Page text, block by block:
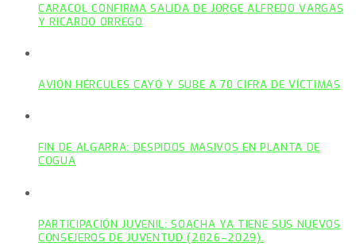
CARACOL CONFIRMA SALIDA DE JORGE ALFREDO VARGAS
Y RICARDO ORREGO
AVIÓN HÉRCULES CAYÓ Y SUBE A 70 CIFRA DE VÍCTIMAS
FIN DE ALGARRA: DESPIDOS MASIVOS EN PLANTA DE
COGUA
PARTICIPACIÓN JUVENIL: SOACHA YA TIENE SUS NUEVOS
CONSEJEROS DE JUVENTUD (2026–2029).